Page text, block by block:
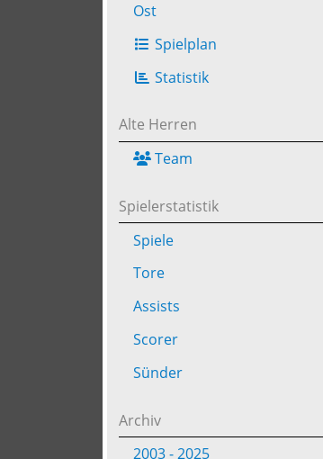
Ost
Spielplan
Statistik
Alte Herren
Team
Spielerstatistik
Spiele
Tore
Assists
Scorer
Sünder
Archiv
2003 - 2025